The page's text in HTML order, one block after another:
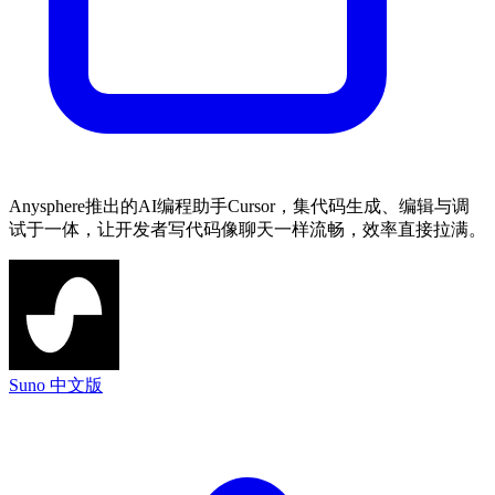
Anysphere推出的AI编程助手Cursor，集代码生成、编辑与调
试于一体，让开发者写代码像聊天一样流畅，效率直接拉满。
Suno 中文版